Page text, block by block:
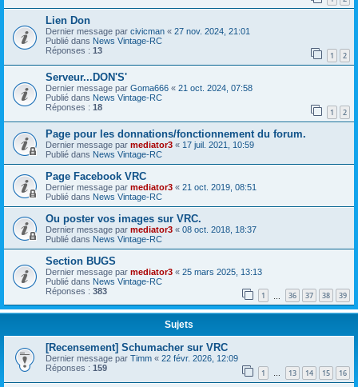
Lien Don
Dernier message par civicman « 27 nov. 2024, 21:01
Publié dans News Vintage-RC
Réponses : 13 1 2
Serveur...DON'S'
Dernier message par Goma666 « 21 oct. 2024, 07:58
Publié dans News Vintage-RC
Réponses : 18 1 2
Page pour les donnations/fonctionnement du forum.
Dernier message par mediator3 « 17 juil. 2021, 10:59
Publié dans News Vintage-RC
Page Facebook VRC
Dernier message par mediator3 « 21 oct. 2019, 08:51
Publié dans News Vintage-RC
Ou poster vos images sur VRC.
Dernier message par mediator3 « 08 oct. 2018, 18:37
Publié dans News Vintage-RC
Section BUGS
Dernier message par mediator3 « 25 mars 2025, 13:13
Publié dans News Vintage-RC
Réponses : 383 1 36 37 38 39
Sujets
[Recensement] Schumacher sur VRC
Dernier message par Timm « 22 févr. 2026, 12:09
Réponses : 159 1 … 13 14 15 16